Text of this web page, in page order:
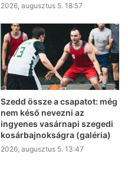
2026, augusztus 5. 18:57
Szedd össze a csapatot: még
nem késő nevezni az
ingyenes vasárnapi szegedi
kosárbajnokságra (galéria)
2026, augusztus 5. 13:47